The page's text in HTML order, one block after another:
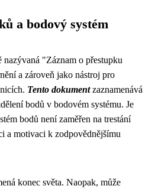
a bodový systém
"Záznam o přestupku
a zároveň jako nástroj pro
Tento dokumentzaznamenává
bodů v bodovém systému. Je
bodů není zaměřen na trestání
a motivaci k zodpovědnějšímu
konec světa. Naopak, může